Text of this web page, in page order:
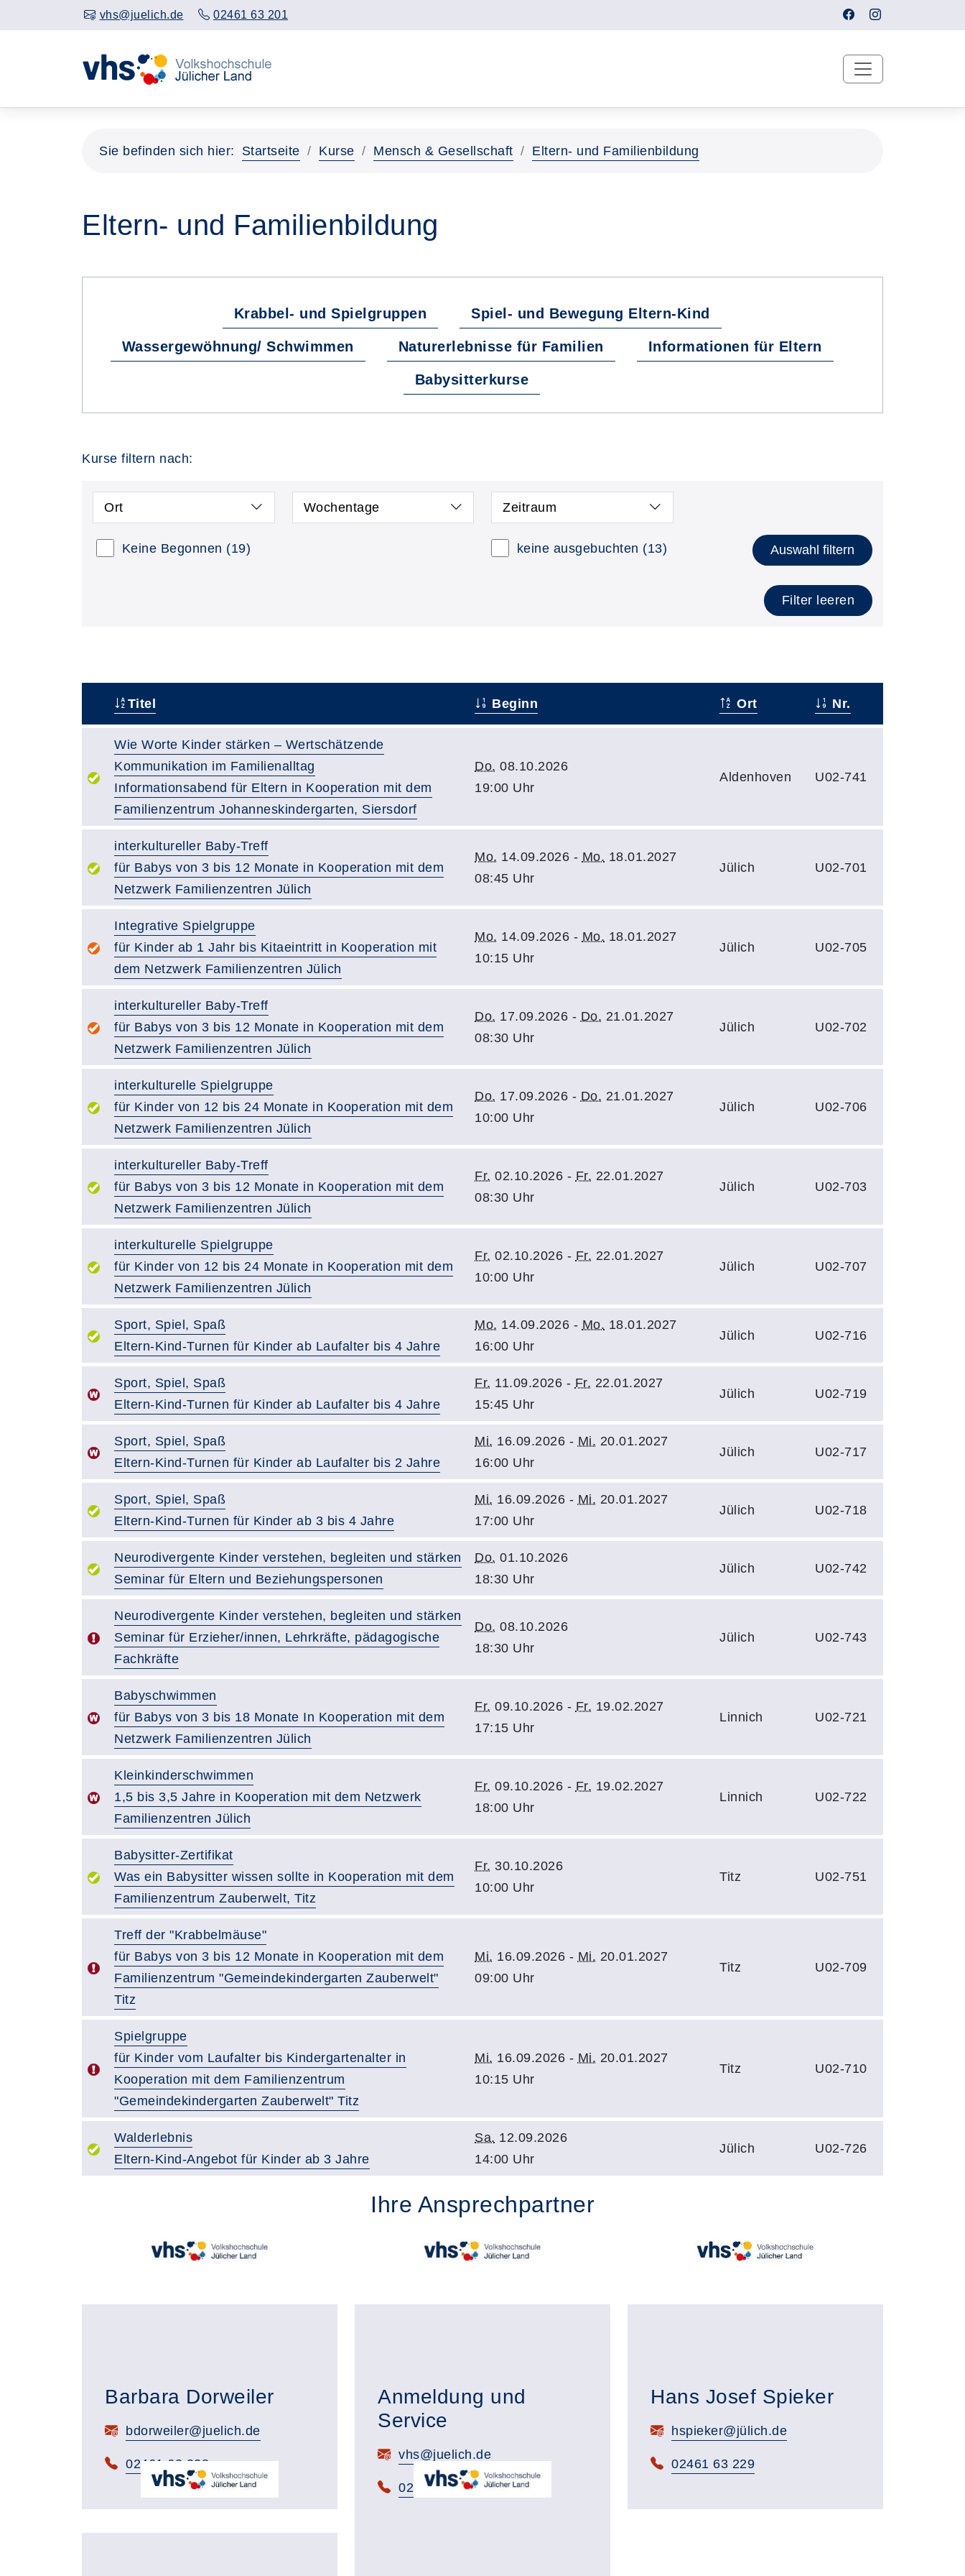
vhs@juelich.de 02461 63 201
Sie befinden sich hier: Startseite Kurse Mensch & Gesellschaft Eltern- und Familienbildung
Eltern- und Familienbildung
Krabbel- und Spielgruppen Spiel- und Bewegung Eltern-Kind
Wassergewöhnung/ Schwimmen Naturerlebnisse für Familien Informationen für Eltern
Babysitterkurse
Kurse filtern nach:
Ort Wochentage Zeitraum
Keine Begonnen (19) keine ausgebuchten (13) Auswahl filtern
Filter leeren
Titel Beginn Ort Nr.
Wie Worte Kinder stärken – Wertschätzende
Kommunikation im Familienalltag
Informationsabend für Eltern in Kooperation mit dem
Familienzentrum Johanneskindergarten, Siersdorf
Do. 08.10.2026
19:00 Uhr
Aldenhoven U02-741
interkultureller Baby-Treff
für Babys von 3 bis 12 Monate in Kooperation mit dem
Netzwerk Familienzentren Jülich
Mo. 14.09.2026 - Mo. 18.01.2027
08:45 Uhr
Jülich U02-701
Integrative Spielgruppe
für Kinder ab 1 Jahr bis Kitaeintritt in Kooperation mit
dem Netzwerk Familienzentren Jülich
Mo. 14.09.2026 - Mo. 18.01.2027
10:15 Uhr
Jülich U02-705
interkultureller Baby-Treff
für Babys von 3 bis 12 Monate in Kooperation mit dem
Netzwerk Familienzentren Jülich
Do. 17.09.2026 - Do. 21.01.2027
08:30 Uhr
Jülich U02-702
interkulturelle Spielgruppe
für Kinder von 12 bis 24 Monate in Kooperation mit dem
Netzwerk Familienzentren Jülich
Do. 17.09.2026 - Do. 21.01.2027
10:00 Uhr
Jülich U02-706
interkultureller Baby-Treff
für Babys von 3 bis 12 Monate in Kooperation mit dem
Netzwerk Familienzentren Jülich
Fr. 02.10.2026 - Fr. 22.01.2027
08:30 Uhr
Jülich U02-703
interkulturelle Spielgruppe
für Kinder von 12 bis 24 Monate in Kooperation mit dem
Netzwerk Familienzentren Jülich
Fr. 02.10.2026 - Fr. 22.01.2027
10:00 Uhr
Jülich U02-707
Sport, Spiel, Spaß
Eltern-Kind-Turnen für Kinder ab Laufalter bis 4 Jahre
Mo. 14.09.2026 - Mo. 18.01.2027
16:00 Uhr
Jülich U02-716
Sport, Spiel, Spaß
Eltern-Kind-Turnen für Kinder ab Laufalter bis 4 Jahre
Fr. 11.09.2026 - Fr. 22.01.2027
15:45 Uhr
Jülich U02-719
Sport, Spiel, Spaß
Eltern-Kind-Turnen für Kinder ab Laufalter bis 2 Jahre
Mi. 16.09.2026 - Mi. 20.01.2027
16:00 Uhr
Jülich U02-717
Sport, Spiel, Spaß
Eltern-Kind-Turnen für Kinder ab 3 bis 4 Jahre
Mi. 16.09.2026 - Mi. 20.01.2027
17:00 Uhr
Jülich U02-718
Neurodivergente Kinder verstehen, begleiten und stärken
Seminar für Eltern und Beziehungspersonen
Do. 01.10.2026
18:30 Uhr
Jülich U02-742
Neurodivergente Kinder verstehen, begleiten und stärken
Seminar für Erzieher/innen, Lehrkräfte, pädagogische
Fachkräfte
Do. 08.10.2026
18:30 Uhr
Jülich U02-743
Babyschwimmen
für Babys von 3 bis 18 Monate In Kooperation mit dem
Netzwerk Familienzentren Jülich
Fr. 09.10.2026 - Fr. 19.02.2027
17:15 Uhr
Linnich U02-721
Kleinkinderschwimmen
1,5 bis 3,5 Jahre in Kooperation mit dem Netzwerk
Familienzentren Jülich
Fr. 09.10.2026 - Fr. 19.02.2027
18:00 Uhr
Linnich U02-722
Babysitter-Zertifikat
Was ein Babysitter wissen sollte in Kooperation mit dem
Familienzentrum Zauberwelt, Titz
Fr. 30.10.2026
10:00 Uhr
Titz U02-751
Treff der "Krabbelmäuse"
für Babys von 3 bis 12 Monate in Kooperation mit dem
Familienzentrum "Gemeindekindergarten Zauberwelt"
Titz
Mi. 16.09.2026 - Mi. 20.01.2027
09:00 Uhr
Titz U02-709
Spielgruppe
für Kinder vom Laufalter bis Kindergartenalter in
Kooperation mit dem Familienzentrum
"Gemeindekindergarten Zauberwelt" Titz
Mi. 16.09.2026 - Mi. 20.01.2027
10:15 Uhr
Titz U02-710
Walderlebnis
Eltern-Kind-Angebot für Kinder ab 3 Jahre
Sa. 12.09.2026
14:00 Uhr
Jülich U02-726
Ihre Ansprechpartner
Barbara Dorweiler
E-Mail:bdorweiler@juelich.de
Telefon:
02461 63 328
Anmeldung und
Service
E-Mail:vhs@juelich.de
Telefon:02461 63 201
Hans Josef Spieker
E-Mail:hspieker@jülich.de
Telefon:
02461 63 229